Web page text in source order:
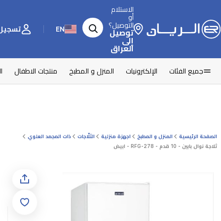
الاستلام
أو
التوصيل؟
توصيل
إلى
العراق
EN تسجيل
جميع الفئات الإلكترونيات المنزل و المطبخ منتجات الاطفال
الصفحة الرئيسية المنزل و المطبخ اجهزة منزلية الثلّاجات
ذات المجمد العلوي
ثلاجة نوال بابين - 10 قدم - RFG-278 - ابيض